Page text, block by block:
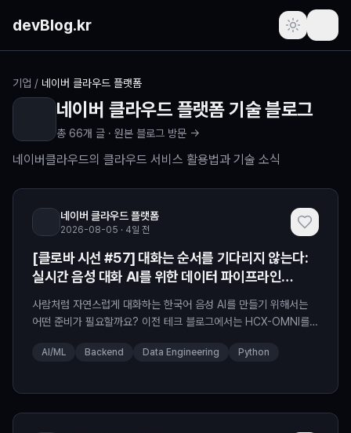
devBlog.kr
포스트
주간 인기글
최근 본 글
프로필 (로그인 필요)
새로운 소식
요청하기
기업 / 네이버 클라우드 플랫폼
네이버 클라우드 플랫폼기술 블로그
총 66개 글 · 원본 블로그 방문 →
네이버클라우드의 클라우드 서비스 활용법과 기술 소식
네이버 클라우드 플랫폼
2026-08-05 · 4일 전
[클로바 시선 #57] 대화는 순서를 기다리지 않는다:
실시간 음성 대화 AI를 위한 데이터 파이프라인
사람처럼 자연스럽게 대화하는 한국어 음성 AI를 만들기 위해서는
어떤 준비가 필요할까요? 이전 테크 블로그에서는 HCX-OMNI를
✔️ 더 자연스럽게 말하는 방향으로 확장되고 있음을 설명했습니다.
의 음성 AI는 ‘사용자가 질문하면 AI가 답하고 다시 사용자가 기다리
AI/ML Backend Data Engineering Python